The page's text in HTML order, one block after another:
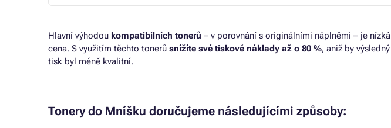
Hlavní výhodou kompatibilních tonerů – v porovnání s originálními náplněmi – je nízká
cena. S využitím těchto tonerů snížíte své tiskové náklady až o 80 %, aniž by výsledný
tisk byl méně kvalitní.
Tonery do Mníšku doručujeme následujícími způsoby: